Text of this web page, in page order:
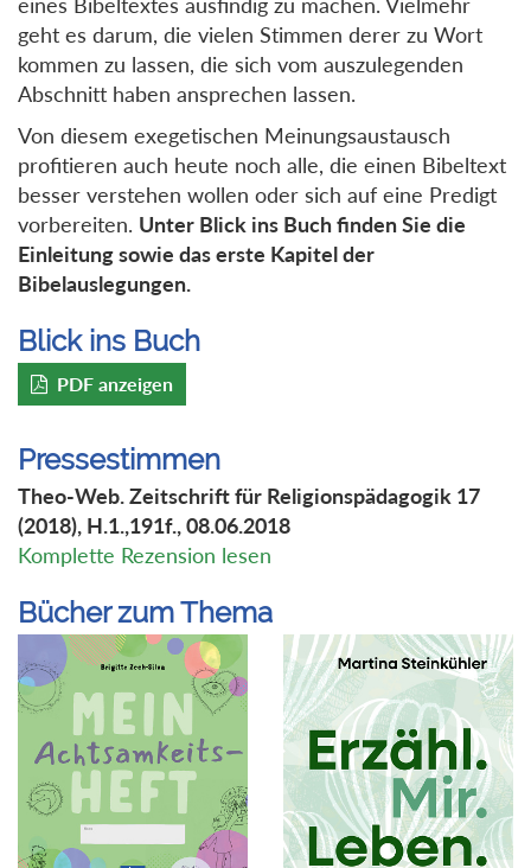
geht es darum, die vielen Stimmen derer zu Wort
kommen zu lassen, die sich vom auszulegenden
Abschnitt haben ansprechen lassen.
Von diesem exegetischen Meinungsaustausch
profitieren auch heute noch alle, die einen Bibeltext
besser verstehen wollen oder sich auf eine Predigt
vorbereiten. Unter Blick ins Buch finden Sie die
Einleitung sowie das erste Kapitel der
Bibelauslegungen.
Blick ins Buch
PDF anzeigen
Pressestimmen
Theo-Web. Zeitschrift für Religionspädagogik 17
(2018), H.1.,191f., 08.06.2018
Komplette Rezension lesen
Bücher zum Thema